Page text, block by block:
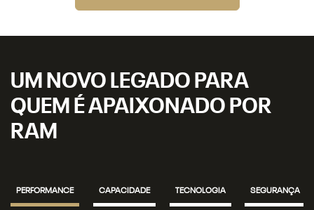
UM NOVO LEGADO PARA
QUEM É APAIXONADO POR
RAM
PERFORMANCE CAPACIDADE TECNOLOGIA SEGURANÇA